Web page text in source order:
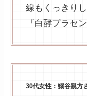
線もくっきり
『白酵プラセ
30代女性：鰯谷親方